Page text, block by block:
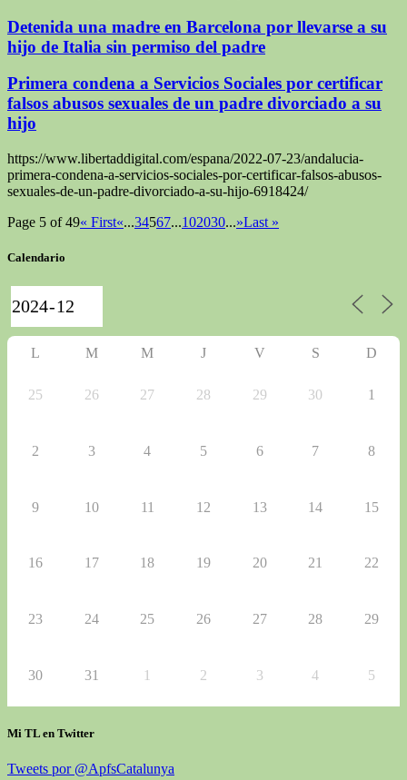
Detenida una madre en Barcelona por llevarse a su
hijo de Italia sin permiso del padre
Primera condena a Servicios Sociales por certificar
falsos abusos sexuales de un padre divorciado a su
hijo
https://www.libertaddigital.com/espana/2022-07-23/andalucia-
primera-condena-a-servicios-sociales-por-certificar-falsos-abusos-
sexuales-de-un-padre-divorciado-a-su-hijo-6918424/
Page 5 of 49« First«...34567...102030...»Last »
Calendario
L M M J V S D
25 26 27 28 29 30 1
2 3 4 5 6 7 8
9 10 11 12 13 14 15
16 17 18 19 20 21 22
23 24 25 26 27 28 29
30 31 1 2 3 4 5
Mi TL en Twitter
Tweets por @ApfsCatalunya